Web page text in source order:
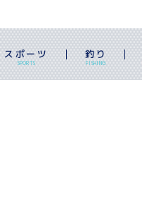
スポーツ
SPORTS
釣り
FISHING